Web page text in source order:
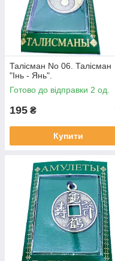
Талісман No 06. Талісман
"Інь - Янь".
Готово до відправки 2 од.
195 ₴
Купити